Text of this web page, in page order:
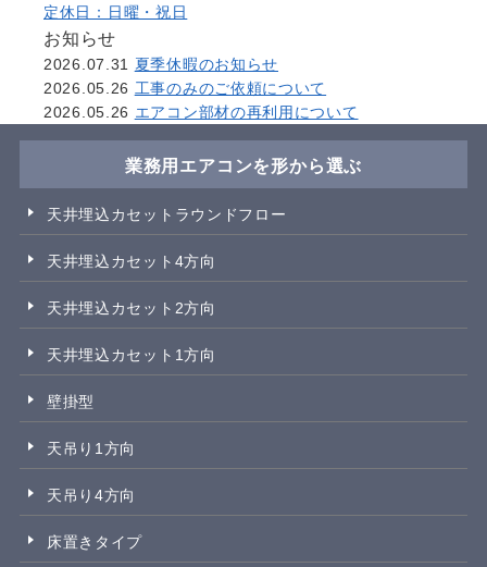
定休日：日曜・祝日
お知らせ
2026.07.31
夏季休暇のお知らせ
2026.05.26 工事のみのご依頼について
2026.05.26 エアコン部材の再利用について
業務用エアコンを形から選ぶ
天井埋込カセットラウンドフロー
天井埋込カセット4方向
天井埋込カセット2方向
天井埋込カセット1方向
壁掛型
天吊り1方向
天吊り4方向
床置きタイプ